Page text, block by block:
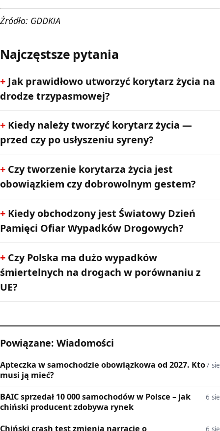
Źródło: GDDKiA
Najczęstsze pytania
Jak prawidłowo utworzyć korytarz życia na
drodze trzypasmowej?
Kiedy należy tworzyć korytarz życia —
przed czy po usłyszeniu syreny?
Czy tworzenie korytarza życia jest
obowiązkiem czy dobrowolnym gestem?
Kiedy obchodzony jest Światowy Dzień
Pamięci Ofiar Wypadków Drogowych?
Czy Polska ma dużo wypadków
śmiertelnych na drogach w porównaniu z
UE?
Powiązane: Wiadomości
Apteczka w samochodzie obowiązkowa od 2027. Kto
musi ją mieć?
7 sie
BAIC sprzedał 10 000 samochodów w Polsce – jak
chiński producent zdobywa rynek
6 sie
Chiński crash test zmienia narrację o 6 sie